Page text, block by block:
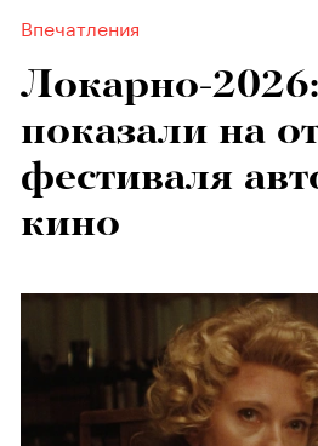
Впечатления
Локарно-
показали на
фестиваля
кино